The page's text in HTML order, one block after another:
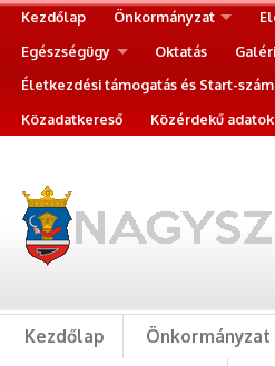
Kezdőlap Önkormányzat
Egészségügy
Oktatás
Életkezdési támogatás és Start-
Közadatkereső
Közérdekű adatok
Kezdőlap Önkormányzat